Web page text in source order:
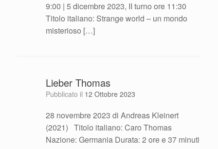
9:00 | 5 dicembre 2023, II turno ore 11:30
Titolo italiano: Strange world – un mondo
misterioso […]
Lieber Thomas
Pubblicato il 12 Ottobre 2023
28 novembre 2023 di Andreas Kleinert
(2021) Titolo italiano: Caro Thomas
Nazione: Germania Durata: 2 ore e 37 minuti